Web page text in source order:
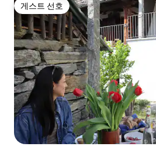
게스트 선호
게스트 선호